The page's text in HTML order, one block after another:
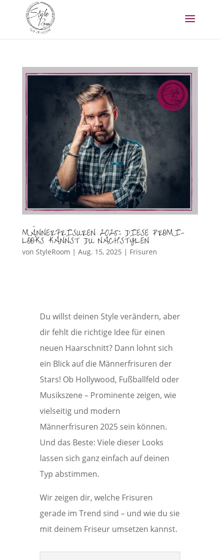
MÄNNERFRISUREN 2025: DIESE PROMI-
LOOKS KANNST DU NACHSTYLEN
von StyleRoom | Aug. 15, 2025 | Frisuren
Du willst deinen Style verändern, aber
dir fehlt die richtige Idee für einen
neuen Haarschnitt? Dann lohnt sich
ein Blick auf die Männerfrisuren der
Stars! Ob Hollywood, Fußballfeld oder
Musikszene – Prominente zeigen, wie
vielseitig und modern
Männerfrisuren 2025 sein können.
Und das Beste: Viele dieser Looks
lassen sich ganz einfach auf deinen
Typ abstimmen.
Wir zeigen dir, welche Frisuren
gerade im Trend sind – und wie du sie
mit deinem Friseur umsetzen kannst.